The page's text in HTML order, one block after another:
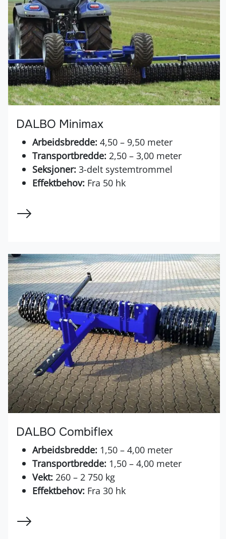
DALBO Minimax
Arbeidsbredde: 4,50 – 9,50 meter
Transportbredde: 2,50 – 3,00 meter
Seksjoner: 3-delt systemtrommel
Effektbehov: Fra 50 hk
DALBO Combiflex
Arbeidsbredde: 1,50 – 4,00 meter
Transportbredde: 1,50 – 4,00 meter
Vekt: 260 – 2 750 kg
Effektbehov: Fra 30 hk